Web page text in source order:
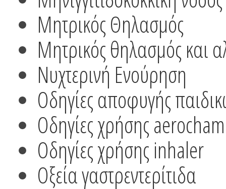
Μητρικός Θηλασμός
Μητρικός θηλασμός και
Νυχτερινή Ενούρηση
Οδηγίες αποφυγής
Οδηγίες χρήσης
Οδηγίες χρήσης inhaler
Οξεία γαστρεντερίτιδα